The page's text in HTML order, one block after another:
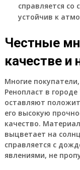
справляется
устойчив к
Честные
качестве и
Многие
Ренопласт в
оставляют
его высокую
качество.
выцветает на
справляется с
явлениями, не